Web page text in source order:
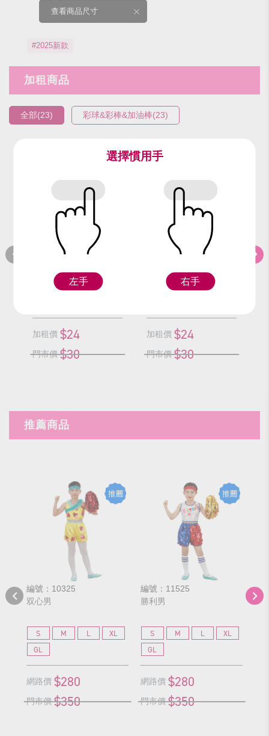
查看商品尺寸
#2025新款
加租商品
全部(23) 彩球&彩棒&加油棒(23)
編號：9318-4
藍加油棒/支
加租價 $24
門市價 $30
編號：9318-3
綠加油棒/支
加租價 $24
門市價 $30
推薦商品
編號：10325
双心男
S M L
XL
GL
網路價 $280
門市價 $350
編號：11525
勝利男
S M L
XL
GL
網路價 $280
門市價 $350
編
双
選擇慣用手
左手 右手